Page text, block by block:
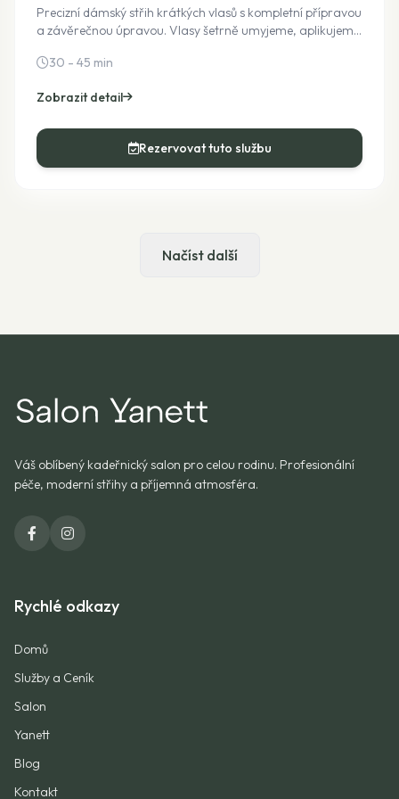
Precizní dámský střih krátkých vlasů s kompletní přípravou
a závěrečnou úpravou. Vlasy šetrně umyjeme, aplikujeme
vše dokončíme foukanou a stylingem. Cena je pevná i bez
30 - 45 min
Zobrazit detail
Rezervovat tuto službu
Načíst další
Váš oblíbený kadeřnický salon pro celou rodinu. Profesionální
péče, moderní střihy a příjemná atmosféra.
Rychlé odkazy
Domů
Služby a Ceník
Salon
Yanett
Blog
Kontakt